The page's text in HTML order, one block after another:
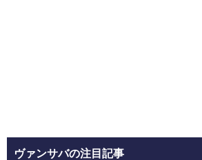
ヴァンサバの注目記事